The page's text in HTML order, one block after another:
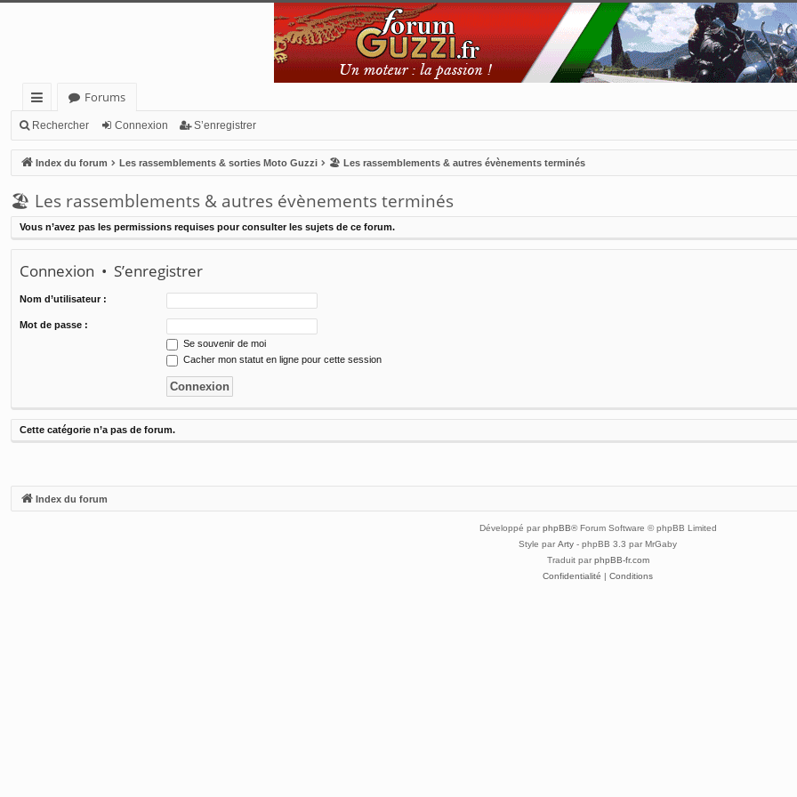
cc
ès
ra
pi
de
Forums
Rechercher Connexion S’enregistrer
Index du forum Les rassemblements & sorties Moto Guzzi 🏖 Les rassemblements & autres évènements terminés
🏖 Les rassemblements & autres évènements terminés
Vous n’avez pas les permissions requises pour consulter les sujets de ce forum.
Connexion • S’enregistrer
Nom d’utilisateur :
Mot de passe :
Se souvenir de moi
Cacher mon statut en ligne pour cette session
Cette catégorie n’a pas de forum.
Index du forum
Développé par phpBB® Forum Software © phpBB Limited
Style par Arty - phpBB 3.3 par MrGaby
Traduit par phpBB-fr.com
Confidentialité | Conditions